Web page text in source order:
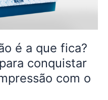
é a que fica?
conquistar
com o